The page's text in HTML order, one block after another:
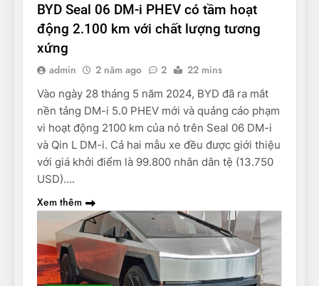
BYD Seal 06 DM-i PHEV có tầm hoạt
động 2.100 km với chất lượng tương
xứng
admin 2 năm ago 2 22 mins
Vào ngày 28 tháng 5 năm 2024, BYD đã ra mắt
nền tảng DM-i 5.0 PHEV mới và quảng cáo phạm
vi hoạt động 2100 km của nó trên Seal 06 DM-i
và Qin L DM-i. Cả hai mẫu xe đều được giới thiệu
với giá khởi điểm là 99.800 nhân dân tệ (13.750
USD)….
Xem thêm